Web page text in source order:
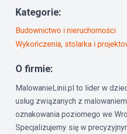
Kategorie:
Budownictwo i nieruchomości
Wykończenia, stolarka i
O firmie:
MalowanieLinii.pl to lider w
usług związanych z
oznakowania poziomego we
Specjalizujemy się w